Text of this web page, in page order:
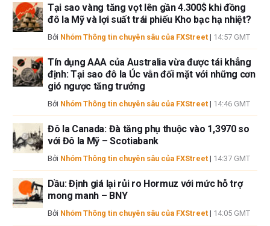
chính thức của FXStreet cũng như các nhà quảng cáo của nó. Tác giả
sẽ không chịu trách nhiệm về thông tin được tìm thấy ở cuối các liên kết
được đăng trên trang này.
bài, tác giả không nắm giữ vị thế nào đối với bất kỳ cổ phiếu nào được đề
cập trong bài viết này và không có quan hệ kinh doanh với bất kỳ công ty
nào được đề cập. Tác giả không nhận được tiền công cho việc viết bài
này, ngoài từ FXStreet.
giả không cam đoan về tính chính xác, đầy đủ hoặc phù hợp của thông
tin này. FXStreet và tác giả sẽ không chịu trách nhiệm về bất kỳ sai sót,
thiếu sót hoặc bất kỳ tổn thất, thương tích hoặc thiệt hại nào phát sinh từ
thông tin này và việc hiển thị hoặc sử dụng thông tin này. Ngoại trừ các
lỗi và thiếu sót.
Tác giả và FXStreet không phải là các cố vấn đầu tư đã đăng ký và không
có nội dung nào trong bài viết này nhằm mục đích tư vấn đầu tư.
Tại sao vàng tăng vọt lên gần 4.300$ khi đồng
đô la Mỹ và lợi suất trái phiếu Kho bạc hạ nhiệt?
Bởi Nhóm Thông tin chuyên sâu của FXStreet | 14:57 GMT
Tín dụng AAA của Australia vừa được tái khẳng
định: Tại sao đô la Úc vẫn đối mặt với những cơn
gió ngược tăng trưởng
Bởi Nhóm Thông tin chuyên sâu của FXStreet | 14:46 GMT
Đô la Canada: Đà tăng phụ thuộc vào 1,3970 so
với Đô la Mỹ – Scotiabank
Bởi Nhóm Thông tin chuyên sâu của FXStreet | 14:37 GMT
Dầu: Định giá lại rủi ro Hormuz với mức hỗ trợ
mong manh – BNY
Bởi Nhóm Thông tin chuyên sâu của FXStreet | 14:05 GMT